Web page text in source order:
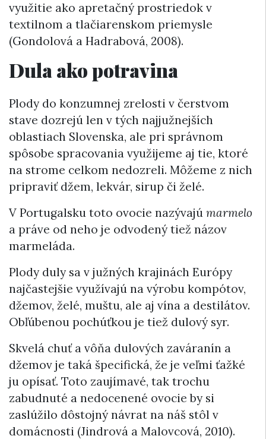
využitie ako apretačný prostriedok v
textilnom a tlačiarenskom priemysle
(Gondolová a Hadrabová, 2008).
Dula ako potravina
Plody do konzumnej zrelosti v čerstvom
stave dozrejú len v tých najjužnejších
oblastiach Slovenska, ale pri správnom
spôsobe spracovania využijeme aj tie, ktoré
na strome celkom nedozreli. Môžeme z nich
pripraviť džem, lekvár, sirup či želé.
V Portugalsku toto ovocie nazývajú marmelo
a práve od neho je odvodený tiež názov
marmeláda.
Plody duly sa v južných krajinách Európy
najčastejšie využívajú na výrobu kompótov,
džemov, želé, muštu, ale aj vína a destilátov.
Obľúbenou pochúťkou je tiež dulový syr.
Skvelá chuť a vôňa dulových zaváranín a
džemov je taká špecifická, že je veľmi ťažké
ju opísať. Toto zaujímavé, tak trochu
zabudnuté a nedocenené ovocie by si
zaslúžilo dôstojný návrat na náš stôl v
domácnosti (Jindrová a Malovcová, 2010).